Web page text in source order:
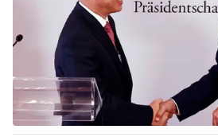
VTV Sức khoẻ Bất
Thị trường 24h Tấm
VTV4 Vươn